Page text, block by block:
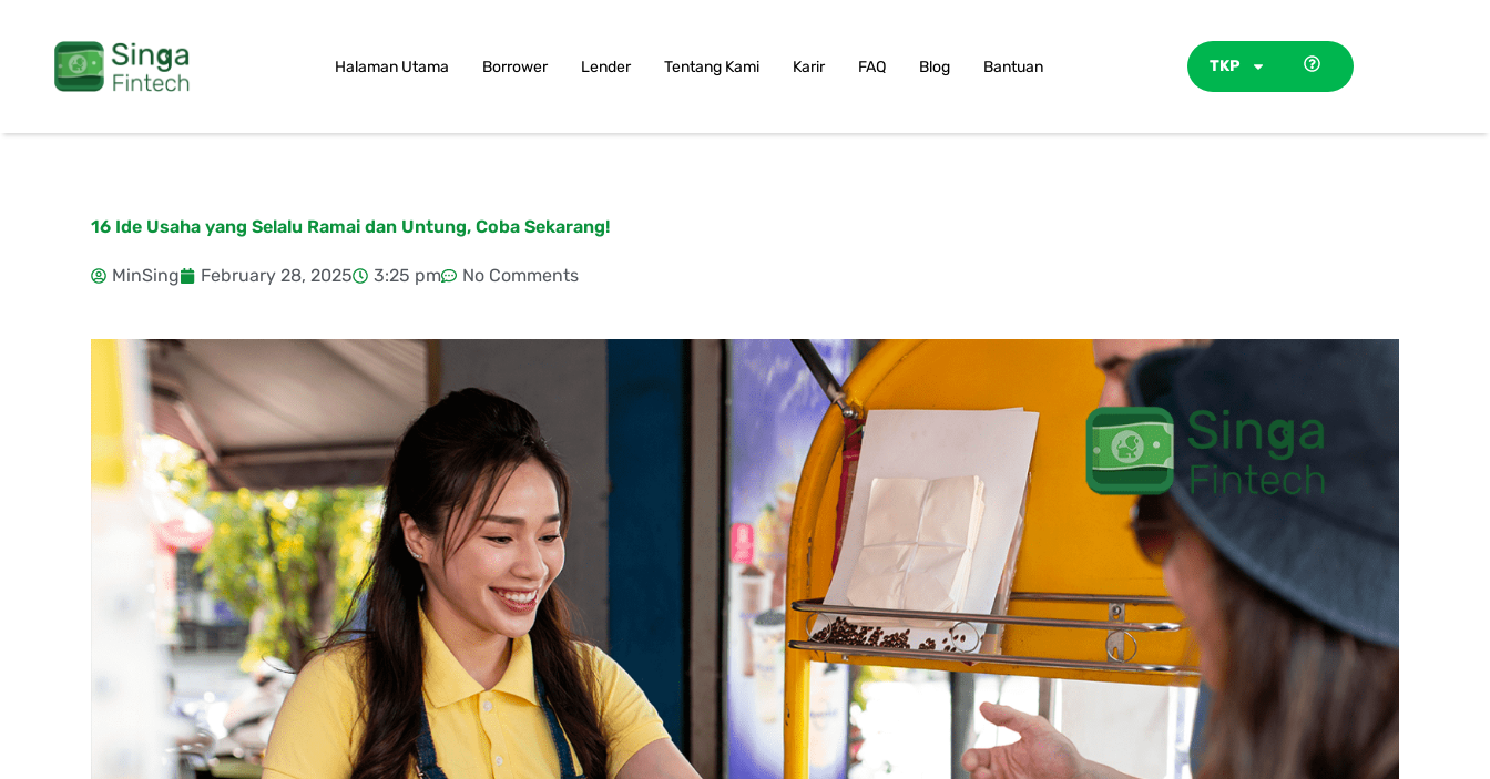
content
Halaman Utama Borrower Lender Tentang Kami Karir FAQ Blog Bantuan TKP
16 Ide Usaha yang Selalu Ramai dan Untung, Coba Sekarang!
MinSing February 28, 2025 3:25 pm No Comments